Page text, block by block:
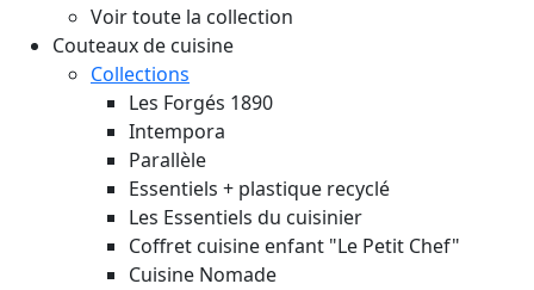
Voir toute la collection
Couteaux de cuisine
Collections
Les Forgés 1890
Intempora
Parallèle
Essentiels + plastique recyclé
Les Essentiels du cuisinier
Coffret cuisine enfant "Le Petit Chef"
Cuisine Nomade